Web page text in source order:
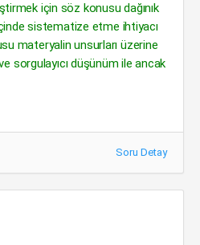
için söz konusu dağınık
sistematize etme ihtiyacı
materyalin unsurları üzerine
sorgulayıcı düşünüm ile ancak
Soru Detay